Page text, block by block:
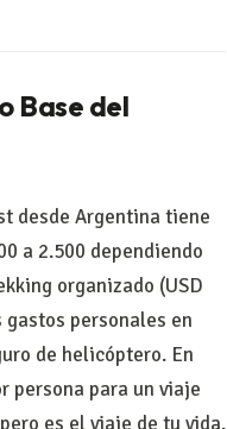
Base del
desde Argentina tiene
a 2.500 dependiendo
organizado (USD
personales en
de helicóptero. En
persona para un viaje
es el viaje de tu vida.